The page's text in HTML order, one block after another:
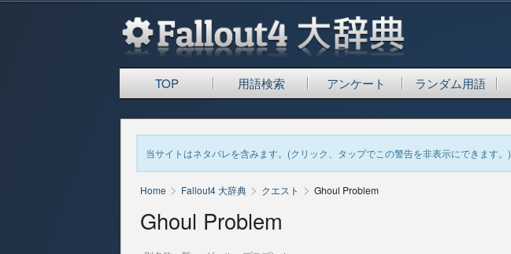
TOP 用語検索 アンケート ランダム用語
当サイトはネタバレを含みます。(クリック、タップでこの警告を非表示にできます。)
Home > Fallout4 大辞典 > クエスト > Ghoul Problem
Ghoul Problem